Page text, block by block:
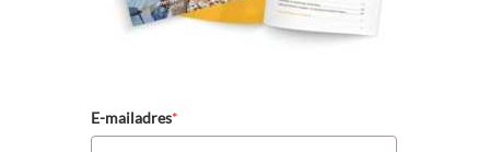
E-mailadres*